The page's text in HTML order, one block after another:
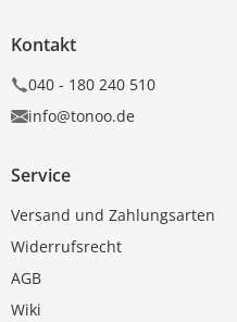
Kontakt
040 - 180 240 510
info@tonoo.de
Service
Versand und Zahlungsarten
Widerrufsrecht
AGB
Wiki